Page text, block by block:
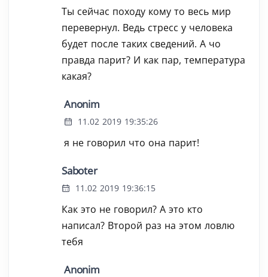
Ты сейчас походу кому то весь мир
перевернул. Ведь стресс у человека
будет после таких сведений. А чо
правда парит? И как пар, температура
какая?
Anonim
11.02 2019 19:35:26
я не говорил что она парит!
Saboter
11.02 2019 19:36:15
Как это не говорил? А это кто
написал? Второй раз на этом ловлю
тебя
Anonim